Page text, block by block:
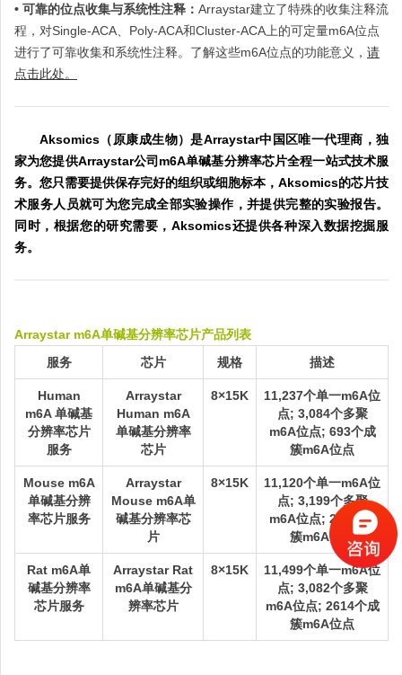
• 可靠的位点收集与系统性注释： Arraystar建立了特殊的收集注释流
程，对Single-ACA、Poly-ACA和Cluster-ACA上的可定量m6A位点
进行了可靠收集和系统性注释。了解这些m6A位点的功能意义， 请
点击此处。
Aksomics（原康成生物）是Arraystar中国区唯一代理商，独
家为您提供Arraystar公司m6A单碱基分辨率芯片全程一站式技术服
务。您只需要提供保存完好的组织或细胞标本，Aksomics的芯片技
术服务人员就可为您完成全部实验操作，并提供完整的实验报告。
同时，根据您的研究需要，Aksomics还提供各种深入数据挖掘服
务。
Arraystar m6A单碱基分辨率芯片产品列表
服务
芯片 规格 描述
Human
m6A 单碱基
分辨率芯片
服务
Arraystar
Human m6A
单碱基分辨率
芯片
8×15K
11,237个单一m6A位
点; 3,084个多聚
m6A位点; 693个成
簇m6A位点
Mouse m6A
单碱基分辨
率芯片服务
Arraystar
Mouse m6A单
碱基分辨率芯
片
8×15K
11,120个单一m6A位
点; 3,199个多聚
m6A位点; 279个成
簇m6A位点
Rat m6A单
碱基分辨率
芯片服务
Arraystar Rat
m6A单碱基分
辨率芯片
8×15K
11,499个单一m6A位
点; 3,082个多聚
m6A位点; 2614个成
簇m6A位点